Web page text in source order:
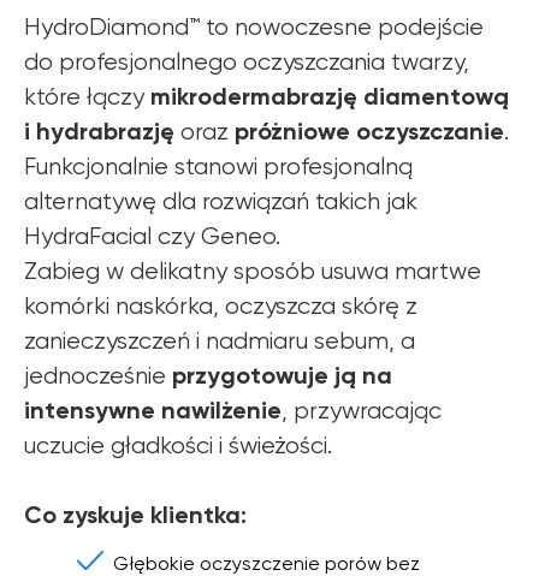
HydroDiamond™ to nowoczesne podejście
do profesjonalnego oczyszczania twarzy,
które łączy mikrodermabrazję diamentową
i hydrabrazję oraz próżniowe oczyszczanie.
Funkcjonalnie stanowi profesjonalną
alternatywę dla rozwiązań takich jak
HydraFacial czy Geneo.
Zabieg w delikatny sposób usuwa martwe
komórki naskórka, oczyszcza skórę z
zanieczyszczeń i nadmiaru sebum, a
jednocześnie przygotowuje ją na
intensywne nawilżenie, przywracając
uczucie gładkości i świeżości.
Co zyskuje klientka:
Głębokie oczyszczenie porów bez